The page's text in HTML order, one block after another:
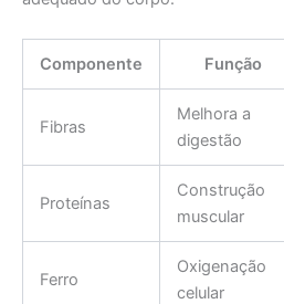
Componente Função
Fibras
Melhora a
digestão
Proteínas
Construção
muscular
Ferro
Oxigenação
celular